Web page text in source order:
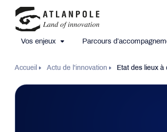
Vos enjeux Parcours
Accueil Actu de l’innovation Etat des lieux